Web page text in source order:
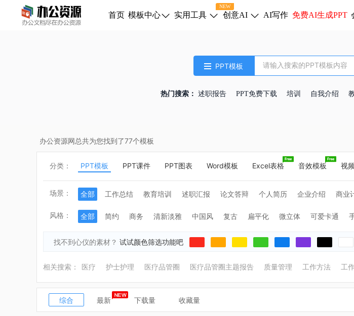
首页 模板中心
NEW
实用工具 创意AI AI写作 免费AI生成PPT
PPT模板
热门搜索： 述职报告 PPT免费下载 培训 自我介绍
办公资源网总共为您找到了77个模板
分类： PPT模板 PPT课件 PPT图表 Word模板 Excel表格 音效模板 视
场景： 全部 工作总结 教育培训 述职汇报 论文答辩 个人简历 企业介绍 商业
婚礼策划 会议庆典 医疗健康 活动策划 教学课件
风格： 全部 简约 商务 清新淡雅 中国风 复古 扁平化 微立体 可爱卡通
找不到心仪的素材？ 试试颜色筛选功能吧
相关搜索： 医疗 护士护理 医疗品管圈 医疗品管圈主题报告 质量管理 工作方法 工
综合 最新 下载量 收藏量